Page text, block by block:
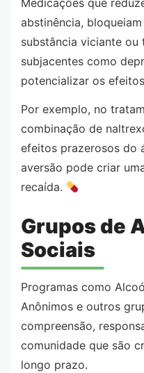
abstinência,
substância viciante
subjacentes como
potencializar os
Por exemplo, no
combinação de
efeitos prazerosos do
aversão pode criar
recaída.
Grupos de
Sociais
Programas como
Anônimos e outros
compreensão,
comunidade que são
longo prazo.